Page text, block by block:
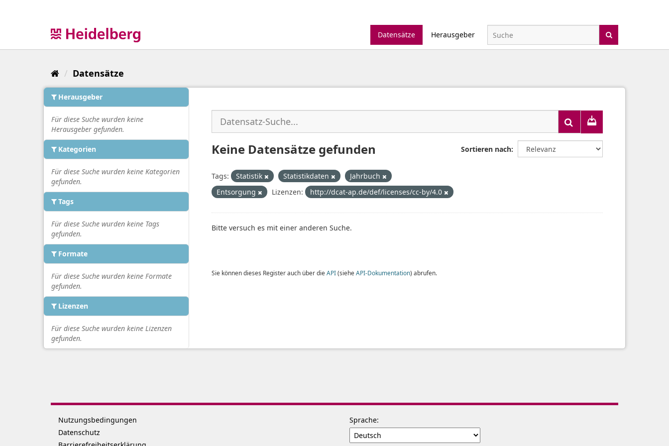
Datensätze
Herausgeber
Datensätze
Herausgeber
Für diese Suche wurden keine
Herausgeber gefunden.
Kategorien
Für diese Suche wurden keine Kategorien
gefunden.
Tags
Für diese Suche wurden keine Tags
gefunden.
Formate
Für diese Suche wurden keine Formate
gefunden.
Lizenzen
Für diese Suche wurden keine Lizenzen
gefunden.
Sortieren nach
Keine Datensätze gefunden
Tags: Statistik Statistikdaten
Jahrbuch
Entsorgung
Lizenzen: http://dcat-ap.de/def/licenses/cc-by/4.0
Bitte versuch es mit einer anderen Suche.
Sie können dieses Register auch über die API(siehe API-Dokumentation) abrufen.
Nutzungsbedingungen
Datenschutz
Sprache